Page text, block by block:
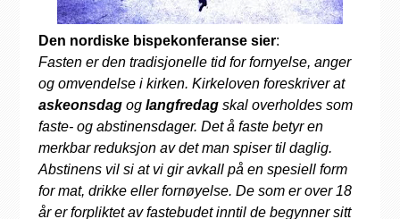
Den nordiske bispekonferanse sier:
Fasten er den tradisjonelle tid for fornyelse, anger
og omvendelse i kirken. Kirkeloven foreskriver at
askeonsdagog langfredagskal overholdes som
faste- og abstinensdager. Det å faste betyr en
merkbar reduksjon av det man spiser til daglig.
Abstinens vil si at vi gir avkall på en spesiell form
for mat, drikke eller fornøyelse. De som er over 18
år er forpliktet av fastebudet inntil de begynner sitt